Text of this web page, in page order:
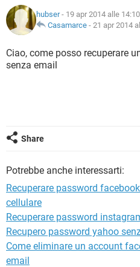
TIKTOK
HARDWARE
INSTAGRAM
TIKTOK
HARDWARE
INTRATTENIMENTO
iOS
INSTAGRAM
TIKTOK
COVID-19
INTRATTENIMENTO
iOS
GLOSSARIO
COVID-19
INTRATTENIMENTO
TIKTOK
hubser- 19 apr 2014 alle 14:10
Casamarce - 21 apr 2014
Ciao, come posso recuperare
senza email
Share
Potrebbe anche interessarti:
Recuperare password
cellulare
Recuperare password
Recupero password yahoo
Come eliminare un account
email